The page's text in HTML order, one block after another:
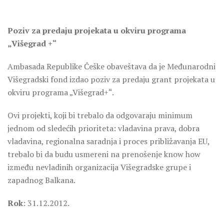
Poziv za predaju projekata u okviru programa
„Višegrad +“
Ambasada Republike Češke obaveštava da je Međunarodni
Višegradski fond izdao poziv za predaju grant projekata u
okviru programa „Višegrad+“.
Ovi projekti, koji bi trebalo da odgovaraju minimum
jednom od sledećih prioriteta: vladavina prava, dobra
vladavina, regionalna saradnja i proces približavanja EU,
trebalo bi da budu usmereni na prenošenje know how
između nevladinih organizacija Višegradske grupe i
zapadnog Balkana.
Rok: 31.12.2012.